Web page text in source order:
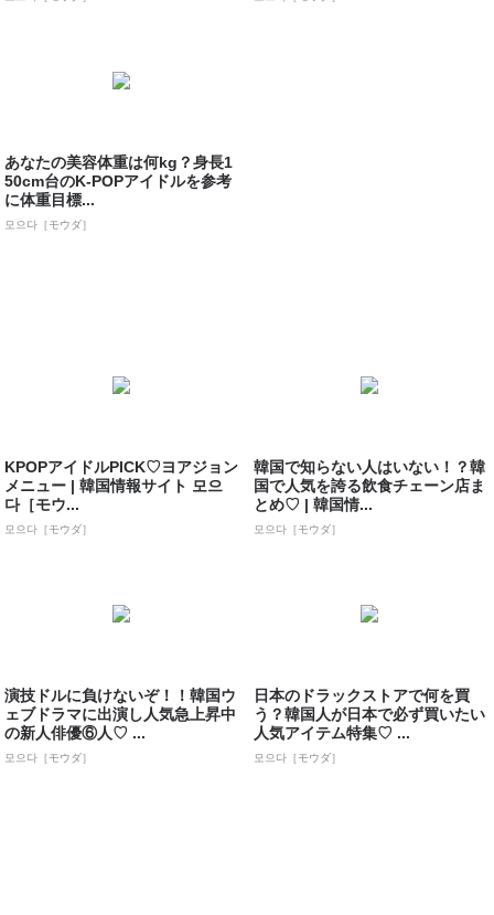
あなたの美容体重は何kg？身長1
50cm台のK-POPアイドルを参考
に体重目標...
모으다［モウダ］
KPOPアイドルPICK♡ヨアジョン
メニュー | 韓国情報サイト 모으
다［モウ...
모으다［モウダ］
韓国で知らない人はいない！？韓
国で人気を誇る飲食チェーン店ま
とめ♡ | 韓国情...
모으다［モウダ］
演技ドルに負けないぞ！！韓国ウ
ェブドラマに出演し人気急上昇中
の新人俳優⑥人♡ ...
모으다［モウダ］
日本のドラックストアで何を買
う？韓国人が日本で必ず買いたい
人気アイテム特集♡ ...
모으다［モウダ］